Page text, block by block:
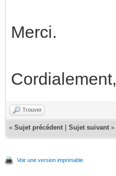
Merci.
Cordialement,
Trouver
« Sujet précédent Sujet suivant »
Voir une version imprimable